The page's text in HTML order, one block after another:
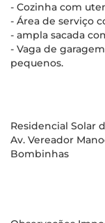
- Cozinha com
- Área de serviço
- ampla sacada
- Vaga de
pequenos.
Residencial Solar
Av. Vereador
Bombinhas